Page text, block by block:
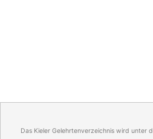
Das Kieler Gelehrtenverzeichnis wird unter